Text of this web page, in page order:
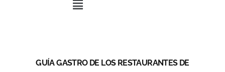
GUÍA GASTRO DE LOS RESTAURANTES DE